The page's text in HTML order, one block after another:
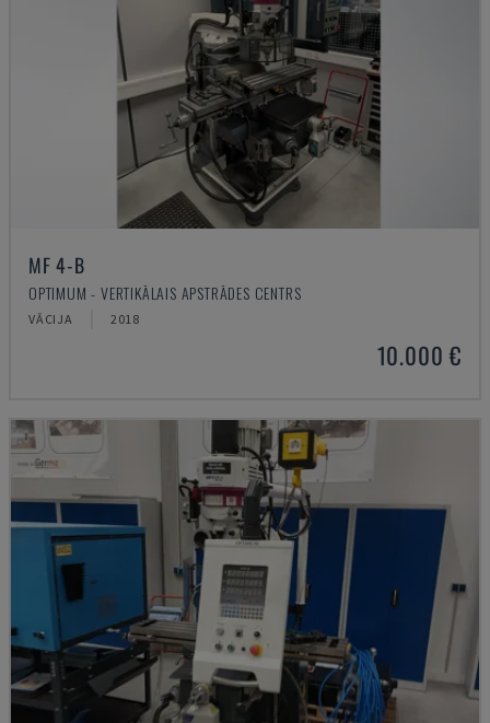
MF 4-B
OPTIMUM - VERTIKĀLAIS APSTRĀDES CENTRS
VĀCIJA 2018
10.000 €